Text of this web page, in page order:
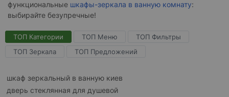
функциональные шкафы-зеркала в ванную комнату:
выбирайте безупречные!
ТОП Категории ТОП Меню
ТОП Фильтры
ТОП Зеркала
ТОП Предложений
шкаф зеркальный в ванную киев
дверь стеклянная для душевой